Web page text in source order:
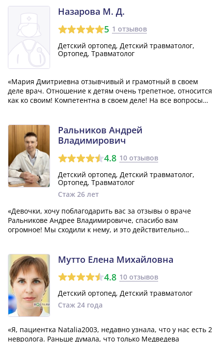
Назарова М. Д.
5 1 отзывов
Детский ортопед, Детский травматолог,
Ортопед, Травматолог
«Мария Дмитриевна отзывчивый и грамотный в своем
деле врач. Отношение к детям очень трепетное, относится
как ко своим! Компетентна в своем деле! На все вопросы
Ральников Андрей
Владимирович
4.8 10 отзывов
Детский ортопед, Детский травматолог,
Ортопед, Травматолог
Стаж 26 лет
«Девочки, хочу поблагодарить вас за отзывы о враче
Ральникове Андрее Владимировиче, спасибо вам
огромное! Мы сходили к нему, и это действительно
предыдущий диагноз, поставленный Поповой...»
Мутто Елена Михайловна
4.8 10 отзывов
Детский ортопед, Детский травматолог
Стаж 24 года
«Я, пациентка Natalia2003, недавно узнала, что у нас есть 2
невролога. Раньше думала, что только Медведева